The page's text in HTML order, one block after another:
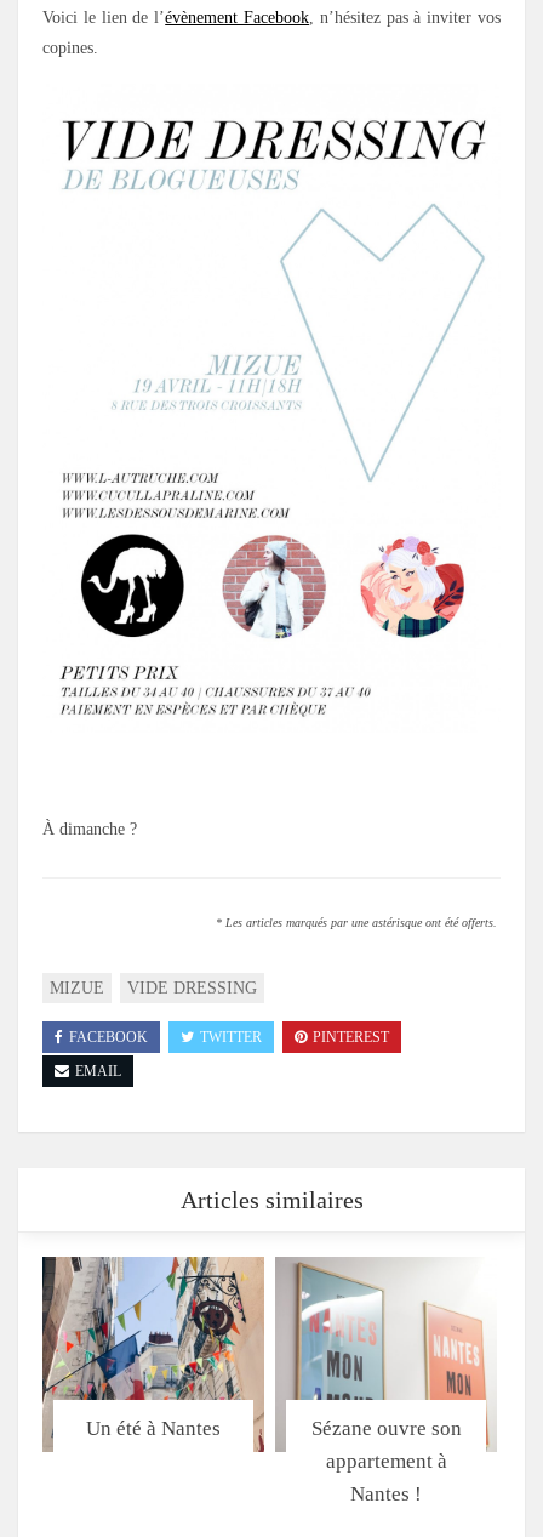
Voici le lien de l’évènement Facebook, n’hésitez pas à inviter vos
copines.
À dimanche ?
* Les articles marqués par une astérisque ont été offerts.
MIZUE VIDE DRESSING
FACEBOOK TWITTER
PINTEREST
EMAIL
Articles similaires
Un été à Nantes
Sézane ouvre son
appartement à
Nantes !